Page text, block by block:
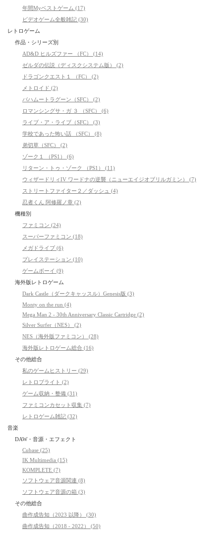
年間Myベストゲーム (17)
ビデオゲーム全般雑記 (30)
レトロゲーム
作品・シリーズ別
AD&D ヒルズファー （FC） (14)
ゼルダの伝説（ディスクシステム版） (2)
ドラゴンクエスト１ （FC） (2)
メトロイド (2)
バハムートラグーン（SFC） (2)
ロマンシングサ・ガ ３ （SFC） (6)
ライブ・ア・ライブ（SFC） (3)
学校であった怖い話 （SFC） (8)
弟切草（SFC） (2)
ゾーク１ （PS1） (6)
リターン・トゥ・ゾーク （PS1） (11)
ウィザードリィIV ワードナの逆襲（ニューエイジオブリルガミン） (7)
ストリートファイター２／ダッシュ (4)
忍者くん 阿修羅ノ章 (2)
機種別
ファミコン (24)
スーパーファミコン (18)
メガドライブ (6)
プレイステーション (10)
ゲームボーイ (9)
海外版レトロゲーム
Dark Castle（ダークキャッスル）Genesis版 (3)
Monty on the run (4)
Mega Man 2 - 30th Anniversary Classic Cartridge (2)
Silver Surfer（NES） (2)
NES（海外版ファミコン） (28)
海外版レトロゲーム総合 (16)
その他総合
私のゲームヒストリー (29)
レトロブライト (2)
ゲーム収納・整備 (31)
ファミコンカセット収集 (7)
レトロゲーム雑記 (32)
音楽
DAW・音源・エフェクト
Cubase (25)
IK Multimedia (15)
KOMPLETE (7)
ソフトウェア音源関連 (8)
ソフトウェア音源の箱 (3)
その他総合
曲作成告知（2023 以降） (30)
曲作成告知（2018 - 2022） (50)